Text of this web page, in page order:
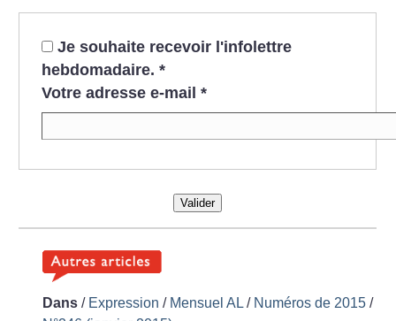
Je souhaite recevoir l'infolettre
hebdomadaire. *
Votre adresse e-mail *
Valider
Dans / Expression / Mensuel AL/ Numéros de 2015 /